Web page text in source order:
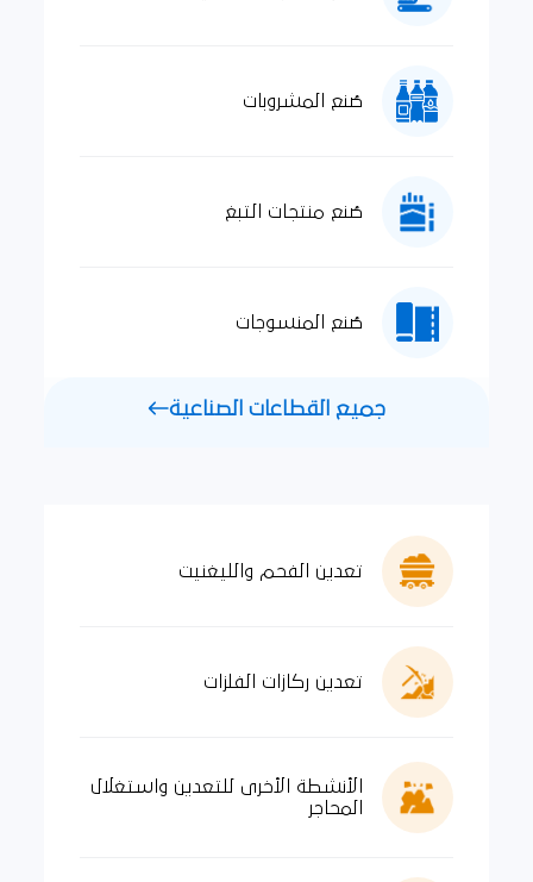
صُنع المشروبات
صُنع منتجات التبغ
صُنع المنسوجات
جميع القطاعات الصناعية
تعدين الفحم والليغنيت
تعدين ركازات الفلزات
الأنشطة الأخرى للتعدين واستغلال
المحاجر